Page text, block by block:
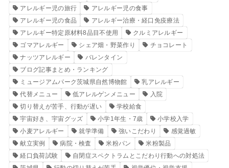
アレルギー児の旅行
アレルギー児の食事
アレルギー児の食品
アレルギー治療・経口免疫療法
アレルギー特定原材料8品目不使用
クルミアレルギー
ゴマアレルギー
シェア畑・野菜作り
チョコレート
ナッツアレルギー
バレンタイン
ブログ記事まとめ・ランキング
ミュージアムパーク茨城県自然博物館
乳アレルギー
代替メニュー
低アレルゲンメニュー
入院
切り替えが苦手、行動が遅い
学校給食
宇宙好き、宇宙グッズ
小学1年生・7歳
小学校入学
小麦アレルギー
就学準備 強いこだわり
感覚過敏
献立実例
病院・検査 米粉パン
米粉製品
経口負荷試験
自閉症スペクトラムとこだわり行動への対処法